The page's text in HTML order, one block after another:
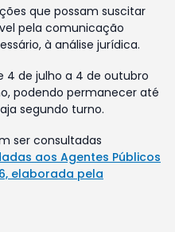
que possam suscitar
pela comunicação
à análise jurídica.
4 de julho a 4 de outubro
podendo permanecer até
segundo turno.
ser consultadas
aos Agentes Públicos
elaborada pela